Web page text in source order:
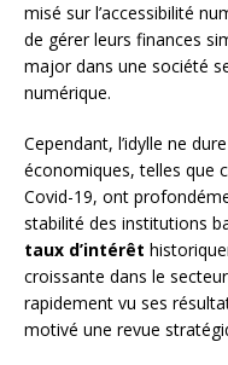
misé sur l’accessibilité
de gérer leurs finances
major dans une société
numérique.
Cependant, l’idylle ne
économiques, telles que
Covid-19, ont
stabilité des institutions
taux d’intérêt
croissante dans le
rapidement vu ses
motivé une revue